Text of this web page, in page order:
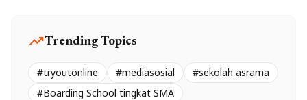
trending_upTrending Topics
#tryoutonline #mediasosial
#sekolah asrama
#Boarding School tingkat SMA